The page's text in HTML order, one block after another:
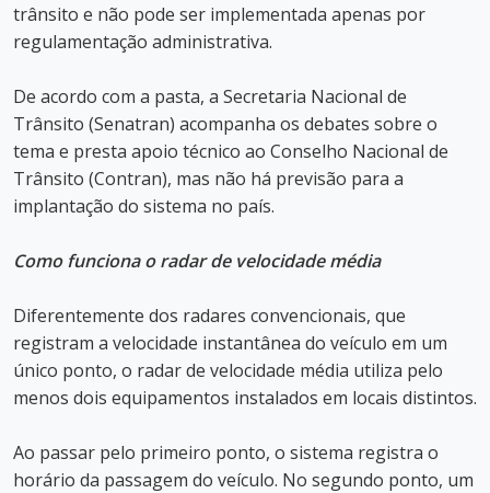
trânsito e não pode ser implementada apenas por
regulamentação administrativa.
De acordo com a pasta, a Secretaria Nacional de
Trânsito (Senatran) acompanha os debates sobre o
tema e presta apoio técnico ao Conselho Nacional de
Trânsito (Contran), mas não há previsão para a
implantação do sistema no país.
Como funciona o radar de velocidade média
Diferentemente dos radares convencionais, que
registram a velocidade instantânea do veículo em um
único ponto, o radar de velocidade média utiliza pelo
menos dois equipamentos instalados em locais distintos.
Ao passar pelo primeiro ponto, o sistema registra o
horário da passagem do veículo. No segundo ponto, um